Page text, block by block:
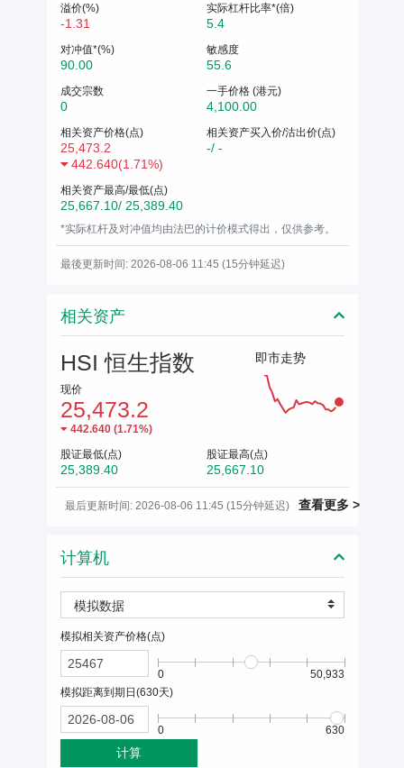
溢价(%)
-1.31
实际杠杆比率*(倍)
5.4
对冲值*(%)
90.00
敏感度
55.6
成交宗数
0
一手价格 (港元)
4,100.00
相关资产价格(点)
25,473.2
442.640(1.71%)
相关资产买入价/沽出价(点)
-/ -
相关资产最高/最低(点)
25,667.10/ 25,389.40
*实际杠杆及对冲值均由法巴的计价模式得出，仅供参考。
最後更新时间: 2026-08-06 11:45 (15分钟延迟)
相关资产
HSI 恒生指数
现价
25,473.2
442.640(1.71%)
即市走势
股证最低(点)
25,389.40
股证最高(点)
25,667.10
最后更新时间: 2026-08-06 11:45 (15分钟延迟) 查看更多 >
计算机
模拟数据
模拟相关资产价格(点)
0
50,933
模拟距离到期日(630天)
0 630
计算